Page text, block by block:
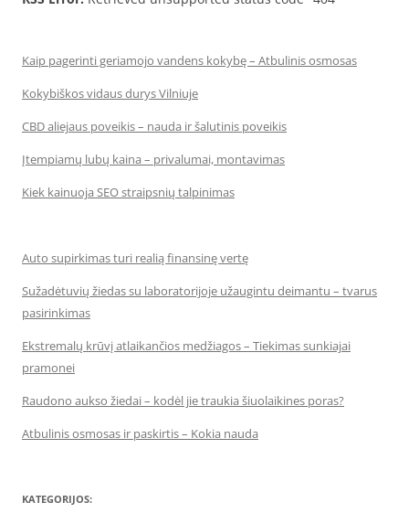
Kaip pagerinti geriamojo vandens kokybę – Atbulinis osmosas
Kokybiškos vidaus durys Vilniuje
CBD aliejaus poveikis – nauda ir šalutinis poveikis
Įtempiamų lubų kaina – privalumai, montavimas
Kiek kainuoja SEO straipsnių talpinimas
Auto supirkimas turi realią finansinę vertę
Sužadėtuvių žiedas su laboratorijoje užaugintu deimantu – tvarus
pasirinkimas
Ekstremalų krūvį atlaikančios medžiagos – Tiekimas sunkiajai
pramonei
Raudono aukso žiedai – kodėl jie traukia šiuolaikines poras?
Atbulinis osmosas ir paskirtis – Kokia nauda
KATEGORIJOS: